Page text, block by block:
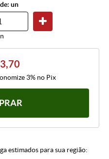
un
3% no Pix
estimados para sua região: